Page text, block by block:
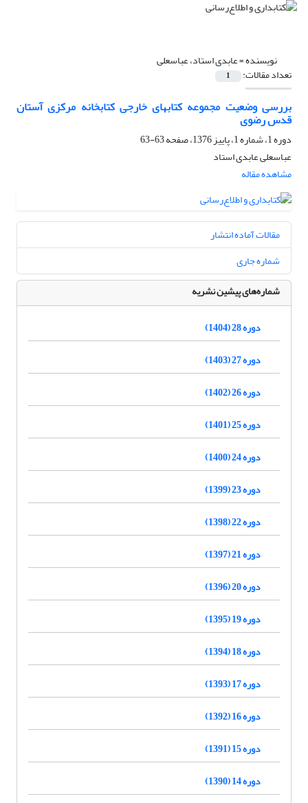
نویسنده =عابدی استاد، عباسعلی
تعداد مقالات: 1
بررسی وضعیت مجموعه کتابهای خارجی کتابخانه مرکزی آستان
قدس رضوی
دوره 1، شماره 1، پاییز 1376، صفحه
63-63
عباسعلی عابدی استاد
مشاهده مقاله
مقالات آماده انتشار
شماره جاری
شماره‌های پیشین نشریه
دوره 28 (1404)
دوره 27 (1403)
دوره 26 (1402)
دوره 25 (1401)
دوره 24 (1400)
دوره 23 (1399)
دوره 22 (1398)
دوره 21 (1397)
دوره 20 (1396)
دوره 19 (1395)
دوره 18 (1394)
دوره 17 (1393)
دوره 16 (1392)
دوره 15 (1391)
دوره 14 (1390)